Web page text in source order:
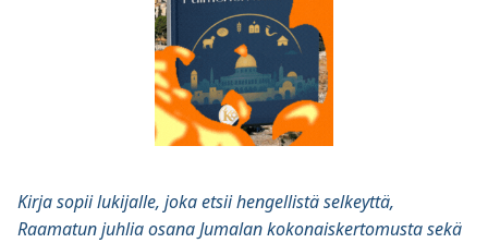
Kirja sopii lukijalle, joka etsii hengellistä selkeyttä,
Raamatun juhlia osana Jumalan kokonaiskertomusta sekä